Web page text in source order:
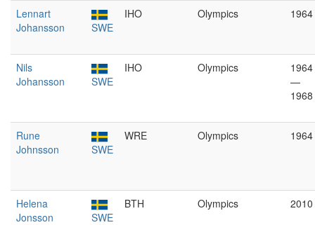
Lennart
Johansson
SWE
IHO Olympics 1964
Nils
Johansson
SWE
IHO Olympics
1964
—
1968
Rune
Johnsson
SWE
WRE Olympics 1964
Helena
Jonsson
SWE
BTH Olympics 2010